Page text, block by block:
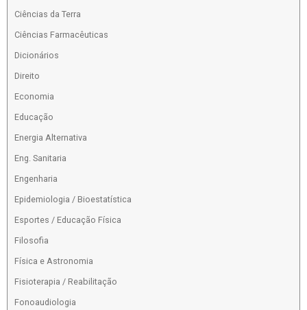
Ciências da Terra
Ciências Farmacêuticas
Dicionários
Direito
Economia
Educação
Energia Alternativa
Eng. Sanitaria
Engenharia
Epidemiologia / Bioestatística
Esportes / Educação Física
Filosofia
Física e Astronomia
Fisioterapia / Reabilitação
Fonoaudiologia